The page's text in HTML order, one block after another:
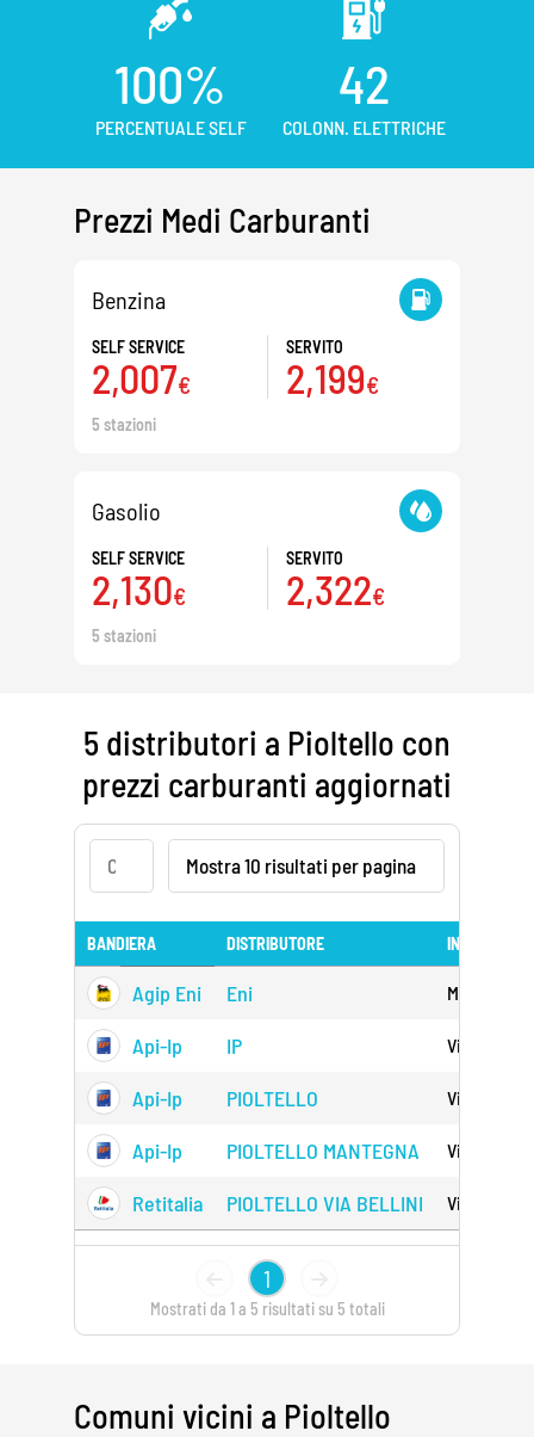
100%
PERCENTUALE SELF
42
COLONN. ELETTRICHE
Prezzi Medi Carburanti
Benzina
SELF SERVICE
2,007€
SERVITO
2,199€
5 stazioni
Gasolio
SELF SERVICE
2,130€
SERVITO
2,322€
5 stazioni
5 distributori a Pioltello con
prezzi carburanti aggiornati
BANDIERA DISTRIBUTORE INDIRIZZO
Agip Eni Eni Milano 9
Api-Ip IP Via Roma
Api-Ip PIOLTELLO Via Monza
Api-Ip PIOLTELLO MANTEGNA Via
Retitalia PIOLTELLO VIA BELLINI Via Bellini
1
Mostrati da 1 a 5 risultati su 5 totali
Comuni vicini a Pioltello